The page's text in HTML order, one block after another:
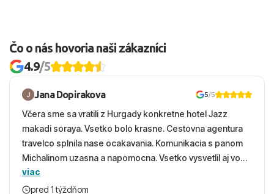
Čo o nás hovoria naši zákazníci
4.9/5
Jana Dopirakova 5/5
Včera sme sa vratili z Hurgady konkretne hotel Jazz
makadi soraya. Vsetko bolo krasne. Cestovna agentura
travelco splnila nase ocakavania. Komunikacia s panom
Michalinom uzasna a napomocna. Vsetko vysvetlil aj vo
vecernych hodinach zaco sa ospravedlnujem. Hotel
krasny, cisty. Sluzby top. Strava, prostredie, more,
viac
pred 1 týždňom